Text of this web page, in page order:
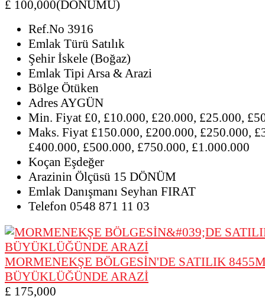
£ 100,000(DÖNÜMÜ)
Ref.No 3916
Emlak Türü Satılık
Şehir İskele (Boğaz)
Emlak TipiArsa & Arazi
Bölge Ötüken
AdresAYGÜN
Min. Fiyat £0, £10.000, £20.000, £25.000,
Maks. Fiyat £150.000, £200.000, £250.000,
£400.000, £500.000, £750.000, £1.000.000
Koçan Eşdeğer
Arazinin Ölçüsü 15 DÖNÜM
Emlak Danışmanı Seyhan FIRAT
Telefon 0548 871 11 03
MORMENEKŞE BÖLGESİN'DE SATILIK
BÜYÜKLÜĞÜNDE ARAZİ
£ 175,000